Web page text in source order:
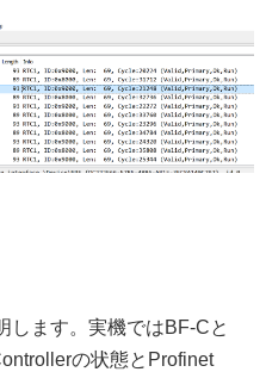
します。実機ではBF-Cと
の状態とProfinet